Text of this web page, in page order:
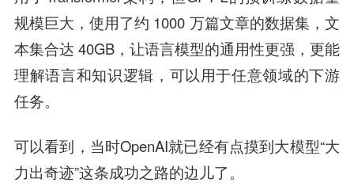
规模巨大，使用了约 1000 万篇文章的数据集，文
本集合达 40GB，让语言模型的通用性更强，更能
理解语言和知识逻辑，可以用于任意领域的下游
任务。
可以看到，当时OpenAI就已经有点摸到大模型“大
力出奇迹”这条成功之路的边儿了。